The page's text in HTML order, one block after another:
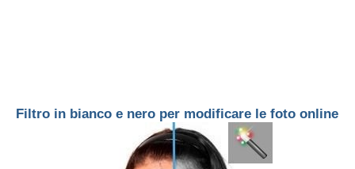
Filtro in bianco e nero per modificare le foto online